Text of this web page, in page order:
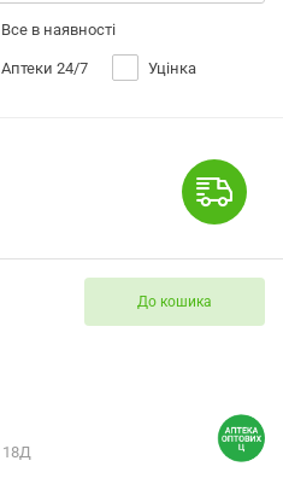
Все в наявності
Аптеки 24/7 Уцінка
До кошика
18Д